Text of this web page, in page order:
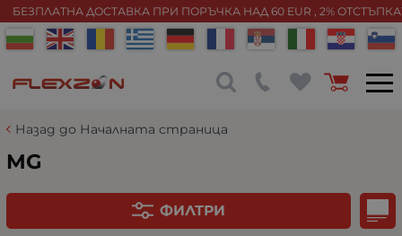
БЕЗПЛАТНА ДОСТАВКА ПРИ ПОРЪЧКА НАД 60 EUR , 2%
Назад до Началната страница
MG
ФИЛТРИ